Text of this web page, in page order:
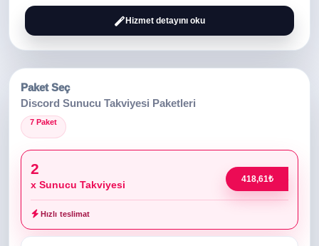
Hizmet detayını oku
Paket Seç
Discord Sunucu Takviyesi Paketleri
7 Paket
2
x Sunucu Takviyesi 418,61₺
Hızlı teslimat